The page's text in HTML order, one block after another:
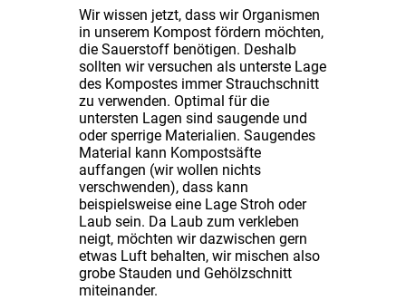
Wir wissen jetzt, dass wir Organismen
in unserem Kompost fördern möchten,
die Sauerstoff benötigen. Deshalb
sollten wir versuchen als unterste Lage
des Kompostes immer Strauchschnitt
zu verwenden. Optimal für die
untersten Lagen sind saugende und
oder sperrige Materialien. Saugendes
Material kann Kompostsäfte
auffangen (wir wollen nichts
verschwenden), dass kann
beispielsweise eine Lage Stroh oder
Laub sein. Da Laub zum verkleben
neigt, möchten wir dazwischen gern
etwas Luft behalten, wir mischen also
grobe Stauden und Gehölzschnitt
miteinander.